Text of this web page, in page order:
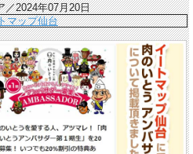
／2024年07月20日
マップ仙台